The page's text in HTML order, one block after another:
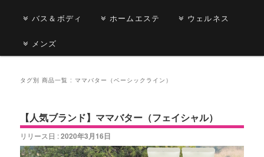
ー
イ
ン
テ
ン
ブ
コ
ン
ツ
バス＆ボディ ホームエステ ウェルネス
メンズ
タグ別 商品一覧 :ママバター（ベーシックライン）
【人気ブランド】ママバター（フェイシャル）
リリース日 :2020年3月16日